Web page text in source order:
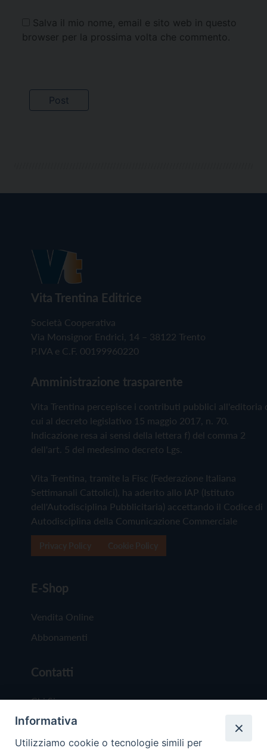
Salva il mio nome, email e sito web in questo
browser per la prossima volta che commento.
Vita Trentina Editrice
Società Cooperativa
Via Monsignor Endrici, 14 – 38122 Trento
P.IVA e C.F. 00199960220
Amministrazione trasparente
Vita Trentina percepisce i contributi pubblici all'editoria
cui al decreto legislativo 15 maggio 2017, n. 70.
Indicazione resa ai sensi della lettera f) del comma 2
dell'art. 5 del medesimo decreto Lgs.
Vita Trentina, tramite la Fisc (Federazione Italiana
Settimanali Cattolici), ha aderito allo IAP (Istituto
dell'Autodisciplina Pubblicitaria) accettando il Codice di
Autodisciplina della Comunicazione Commerciale
E-Shop
Vendita Online
Abbonamenti
Contatti
Chi Siamo
Redazione
Scrivici
Informativa
Utilizziamo cookie o tecnologie simili per